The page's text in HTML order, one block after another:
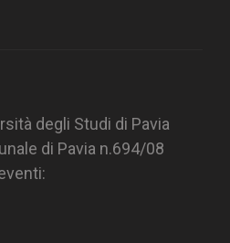
degli Studi di Pavia
di Pavia n.694/08